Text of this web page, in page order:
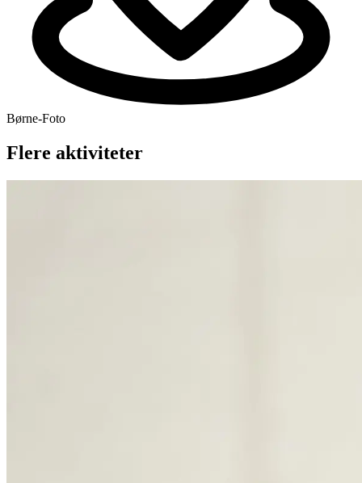
Børne-Foto
Flere aktiviteter